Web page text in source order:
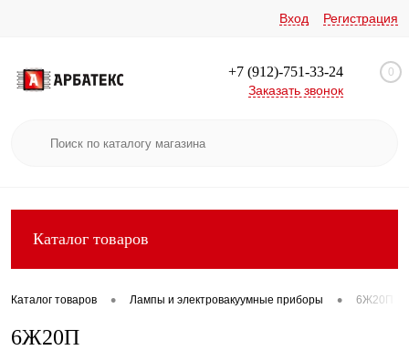
Вход Регистрация
+7 (912)-751-33-24
Заказать звонок
0
Каталог товаров
Каталог товаров • Лампы и электровакуумные приборы • 6Ж20П
6Ж20П